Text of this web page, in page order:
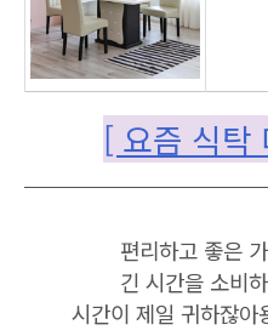
[ 요즘 식탁
편리하고 좋은
긴 시간을 소비
시간이 제일 귀하잖